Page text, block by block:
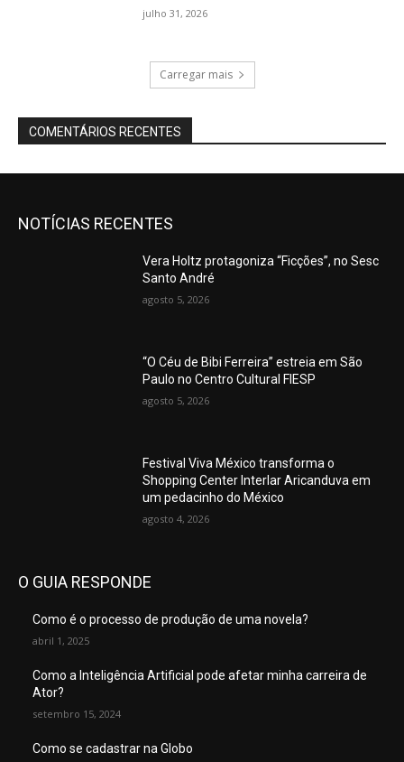
julho 31, 2026
Carregar mais
COMENTÁRIOS RECENTES
NOTÍCIAS RECENTES
Vera Holtz protagoniza “Ficções”, no Sesc
Santo André
agosto 5, 2026
“O Céu de Bibi Ferreira” estreia em São
Paulo no Centro Cultural FIESP
agosto 5, 2026
Festival Viva México transforma o
Shopping Center Interlar Aricanduva em
um pedacinho do México
agosto 4, 2026
O GUIA RESPONDE
Como é o processo de produção de uma novela?
abril 1, 2025
Como a Inteligência Artificial pode afetar minha carreira de
Ator?
setembro 15, 2024
Como se cadastrar na Globo